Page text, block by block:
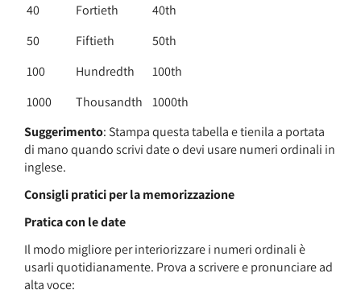
40
Fortieth
40th
50
Fiftieth
50th
100
Hundredth
100th
1000
Thousandth
1000th
Suggerimento: Stampa questa tabella e tienila a portata
di mano quando scrivi date o devi usare numeri ordinali in
inglese.
Consigli pratici per la memorizzazione
Pratica con le date
Il modo migliore per interiorizzare i numeri ordinali è
usarli quotidianamente. Prova a scrivere e pronunciare ad
alta voce: